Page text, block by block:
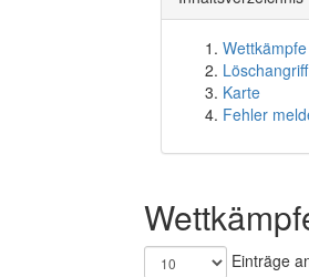
Wettkämpfe
Karte
Fehler
Einträge